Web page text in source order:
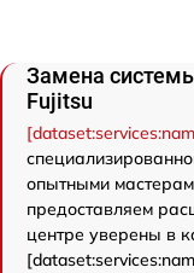
Замена
Fujitsu
опытными
предоставляем
центре уверены в